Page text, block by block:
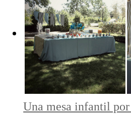
Una mesa infantil